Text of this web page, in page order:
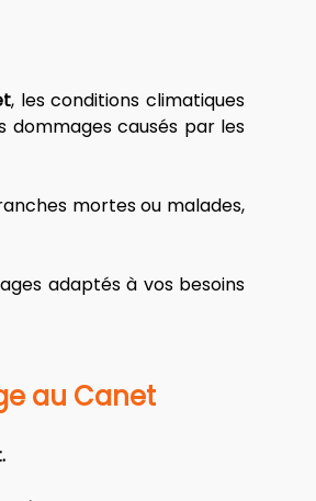
, les conditions climatiques
dommages causés par les
mortes ou malades,
adaptés à vos besoins
au Canet